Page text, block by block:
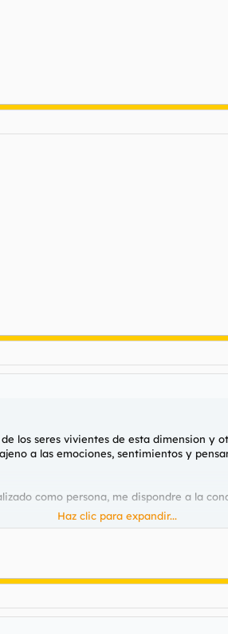
los seres vivientes de esta dimension y
a las emociones, sentimientos y
como persona, me dispondre a la
Haz clic para expandir...